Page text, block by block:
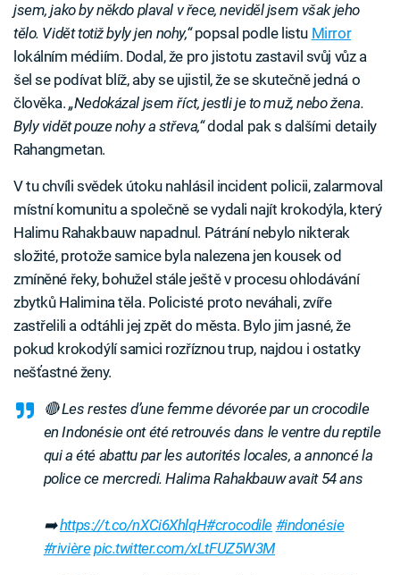
jsem, jako by někdo plaval v řece, neviděl jsem však jeho
tělo. Vidět totiž byly jen nohy,“popsal podle listu Mirror
lokálním médiím. Dodal, že pro jistotu zastavil svůj vůz a
šel se podívat blíž, aby se ujistil, že se skutečně jedná o
člověka.„Nedokázal jsem říct, jestli je to muž, nebo žena.
Byly vidět pouze nohy a střeva,“dodal pak s dalšími detaily
Rahangmetan.
V tu chvíli svědek útoku nahlásil incident policii, zalarmoval
místní komunitu a společně se vydali najít krokodýla, který
Halimu Rahakbauw napadnul. Pátrání nebylo nikterak
složité, protože samice byla nalezena jen kousek od
zmíněné řeky, bohužel stále ještě v procesu ohlodávání
zbytků Halimina těla. Policisté proto neváhali, zvíře
zastřelili a odtáhli jej zpět do města. Bylo jim jasné, že
pokud krokodýlí samici rozříznou trup, najdou i ostatky
nešťastné ženy.
🔴 Les restes d’une femme dévorée par un crocodile
en Indonésie ont été retrouvés dans le ventre du reptile
qui a été abattu par les autorités locales, a annoncé la
police ce mercredi. Halima Rahakbauw avait 54 ans
➡️https://t.co/nXCi6XhlqH#crocodile #indonésie
#rivièrepic.twitter.com/xLtFUZ5W3M